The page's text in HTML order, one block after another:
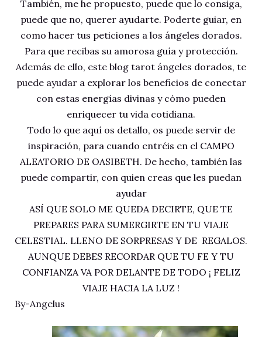
También, me he propuesto, puede que lo consiga,
puede que no, querer ayudarte. Poderte guiar, en
como hacer tus peticiones a los ángeles dorados.
Para que recibas su amorosa guía y protección.
Además de ello, este blog tarot ángeles dorados, te
puede ayudar a explorar los beneficios de conectar
con estas energías divinas y cómo pueden
enriquecer tu vida cotidiana.
Todo lo que aquí os detallo, os puede servir de
inspiración, para cuando entréis en el CAMPO
ALEATORIO DE OASIBETH. De hecho, también las
puede compartir, con quien creas que les puedan
ayudar
ASÍ QUE SOLO ME QUEDA DECIRTE, QUE TE
PREPARES PARA SUMERGIRTE EN TU VIAJE
CELESTIAL. LLENO DE SORPRESAS Y DE REGALOS.
AUNQUE DEBES RECORDAR QUE TU FE Y TU
CONFIANZA VA POR DELANTE DE TODO ¡ FELIZ
VIAJE HACIA LA LUZ !
By-Angelus